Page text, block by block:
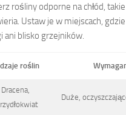
rośliny odporne na chłód,
Ustaw je w miejscach,
ani blisko grzejników.
roślin
Dracena,
Duże,